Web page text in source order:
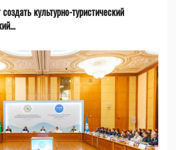
культурно-туристический